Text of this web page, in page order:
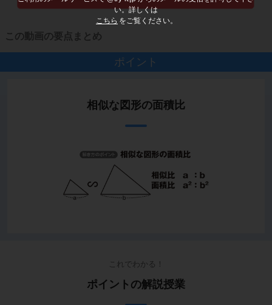
い。詳しくは
こちら をご覧ください。
この動画の要点まとめ
ポイント
相似な図形の面積比
これでわかる！
ポイントの解説授業